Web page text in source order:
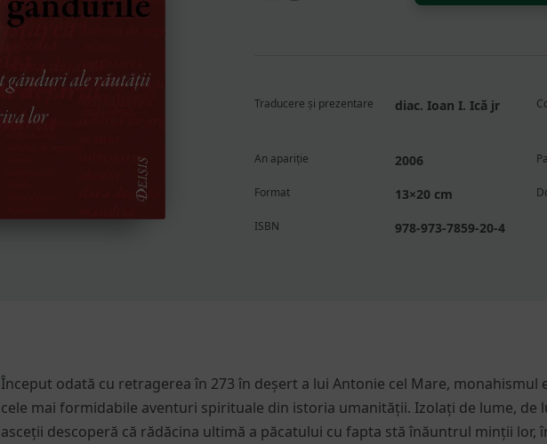
luptă
opt
ale
și
Replici
Traducere și prezentare diac. Ioan I. Ică jr
An apariție 2006
Format 13×20 cm
ISBN 978-973-7859-20-4
Început odată cu retragerea în 273 în deșert a lui Antonie cel Mare, monahismul
cele mai formidabile aventuri spirituale din istoria umanității. Izolați de lume, de
asceții descoperă că rădăcina ultimă a păcatului cu fapta stă înăuntrul minții lor,